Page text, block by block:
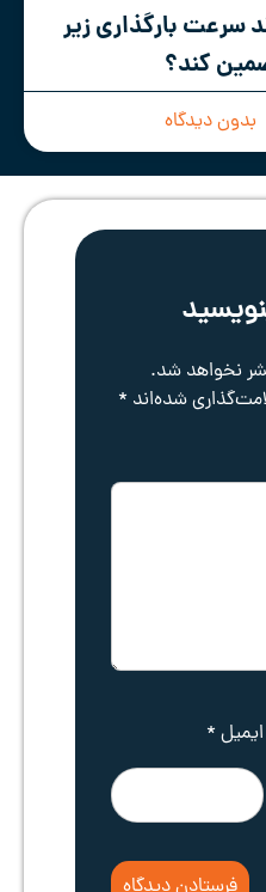
سرعت بارگذاری زیر
بدون دیدگاه
نخواهد شد.
شده‌اند *
ایمیل *